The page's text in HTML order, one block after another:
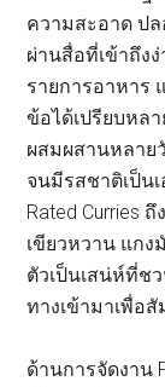
ความสะอาด ป
ผ่านสื่อที่เข้าถึง
รายการอาหาร
ข้อได้เปรียบหล
ผสมผสานหลา
จนมีรสชาติเป็น
Rated Curries
เขียวหวาน แก
ตัวเป็นเสน่ห์ที่ช
ทางเข้ามาเพื่อ
ด้านการจัดงาน